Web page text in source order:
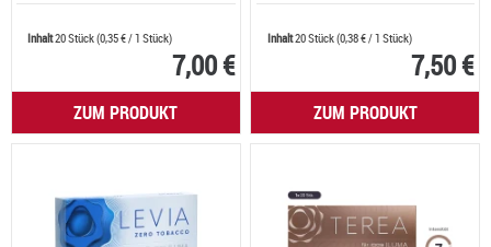
Inhalt20 Stück(0,35 €/ 1 Stück)
7,00 €
ZUM PRODUKT
Inhalt20 Stück(0,38 €/ 1 Stück)
7,50 €
ZUM PRODUKT